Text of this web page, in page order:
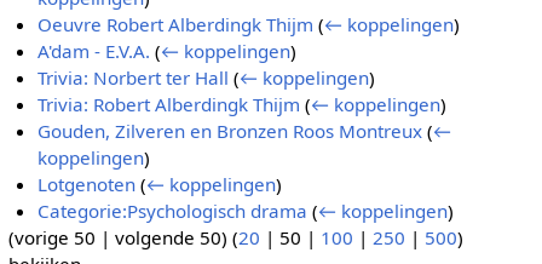
Oeuvre Robert Alberdingk Thijm (← koppelingen)
A'dam - E.V.A. (← koppelingen)
Trivia: Norbert ter Hall (← koppelingen)
Trivia: Robert Alberdingk Thijm (← koppelingen)
Gouden, Zilveren en Bronzen Roos Montreux (←
koppelingen)
Lotgenoten (← koppelingen)
Categorie:Psychologisch drama (← koppelingen)
(vorige 50 | volgende 50) (20 | 50 | 100 | 250 | 500)